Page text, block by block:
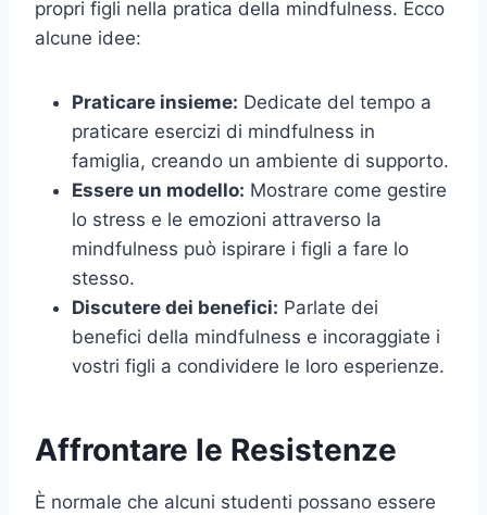
propri figli nella pratica della mindfulness. Ecco
alcune idee:
Praticare insieme: Dedicate del tempo a
praticare esercizi di mindfulness in
famiglia, creando un ambiente di supporto.
Essere un modello: Mostrare come gestire
lo stress e le emozioni attraverso la
mindfulness può ispirare i figli a fare lo
stesso.
Discutere dei benefici: Parlate dei
benefici della mindfulness e incoraggiate i
vostri figli a condividere le loro esperienze.
Affrontare le Resistenze
È normale che alcuni studenti possano essere